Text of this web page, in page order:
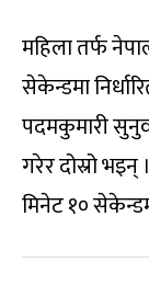
महिला तर्फ
सेकेन्डमा
पदमकुमारी
गरेर दोस्रो
मिनेट १०